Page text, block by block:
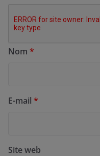
Nom *
E-mail *
Site web